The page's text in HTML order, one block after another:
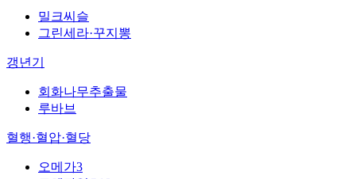
밀크씨슬
그린세라·꾸지뽕
갱년기
회화나무추출물
루바브
혈행·혈압·혈당
오메가3